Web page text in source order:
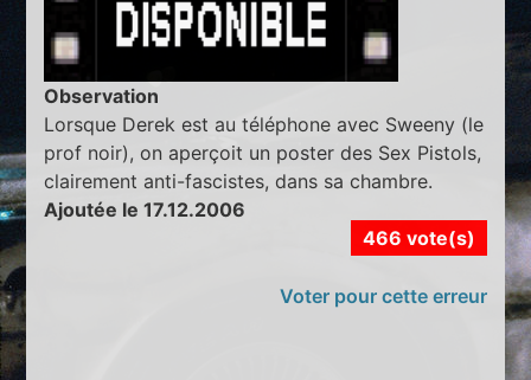
Observation
Lorsque Derek est au téléphone avec Sweeny (le
prof noir), on aperçoit un poster des Sex Pistols,
clairement anti-fascistes, dans sa chambre.
Ajoutée le 17.12.2006
466 vote(s)
Voter pour cette erreur